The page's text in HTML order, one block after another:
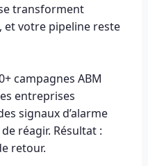
transforment
votre pipeline reste
campagnes ABM
entreprises
signaux d’alarme
réagir. Résultat :
retour.